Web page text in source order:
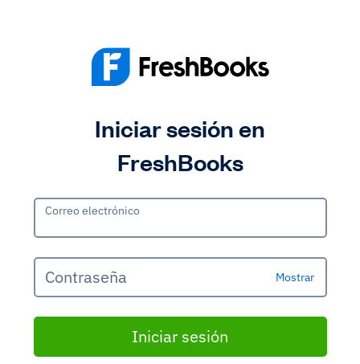
Iniciar sesión en
FreshBooks
Correo electrónico
Contraseña Mostrar